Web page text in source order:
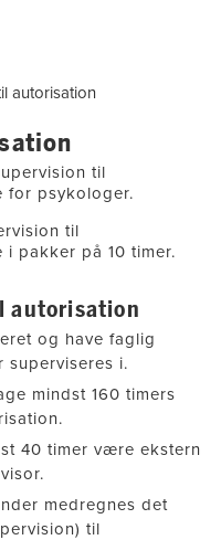
autorisation
til
for psykologer.
til
pakker på 10 timer.
autorisation
og have faglig
superviseres i.
mindst 160 timers
40 timer være ekstern
medregnes det
til